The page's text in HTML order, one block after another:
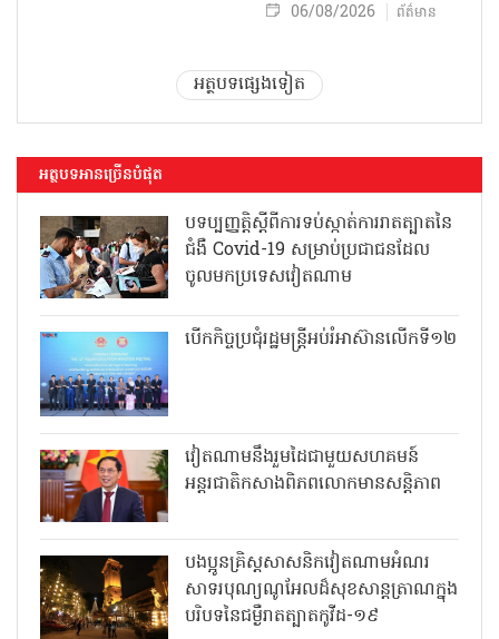
06/08/2026 ព័ត៌មាន
អត្ថបទផ្សេងទៀត
អត្ថបទអានច្រើនបំផុត
បទប្បញ្ញត្តិស្តីពីការទប់ស្កាត់ការរាតត្បាតនៃ
ជំងឺ Covid-19 សម្រាប់ប្រជាជនដែល
ចូលមកប្រទេសវៀតណាម
បើកកិច្ចប្រជុំរដ្ឋមន្ត្រីអប់រំអាស៊ានលើកទី១២
វៀតណាមនឹងរួមដៃជាមួយសហគមន៍
អន្តរជាតិកសាងពិភពលោកមានសន្តិភាព
បងប្អូនគ្រិស្តសាសនិកវៀតណាមអំណរ
សាទរបុណ្យណូអែលដ៏សុខសាន្តត្រាណក្នុង
បរិបទនៃជម្ងឺរាតត្បាតកូវីដ-១៩